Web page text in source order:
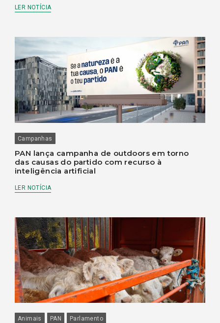
LER NOTÍCIA
Campanhas
PAN lança campanha de outdoors em torno
das causas do partido com recurso à
inteligência artificial
LER NOTÍCIA
Animais PAN Parlamento